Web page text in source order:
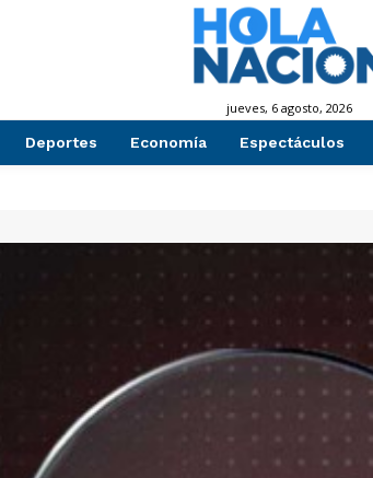
jueves, 6 agosto, 2026
Deportes Economía Espectáculos